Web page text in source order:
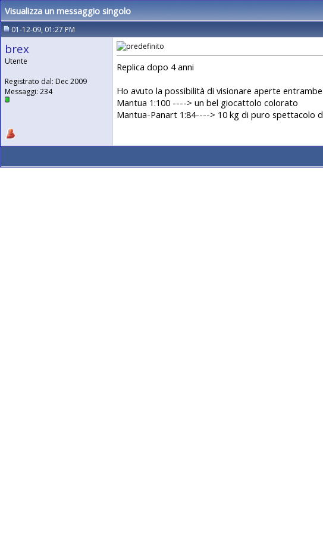
Visualizza un messaggio singolo
01-12-09, 01:27 PM
brex
Utente
Registrato dal: Dec 2009
Messaggi: 234
Replica dopo 4 anni
Ho avuto la possibilità di visionare aperte
Mantua 1:100 ----> un bel giocattolo colorato
Mantua-Panart 1:84----> 10 kg di puro spettacolo